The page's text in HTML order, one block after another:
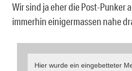
Wir sind ja eher die Post-Punker
immerhin einigermassen nahe
Hier wurde ein eingebetteter